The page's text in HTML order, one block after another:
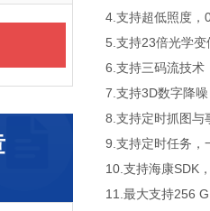
4.支持超低照度
5.支持23倍光学
6.支持三码流技术
7.支持3D数字降
8.支持定时抓图与
9.支持定时任务，
10.支持海康SDK
11.最大支持256